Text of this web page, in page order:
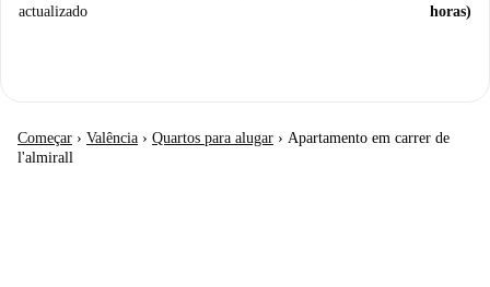
actualizado
horas)
Começar › Valência › Quartos para alugar › Apartamento em carrer de
l'almirall